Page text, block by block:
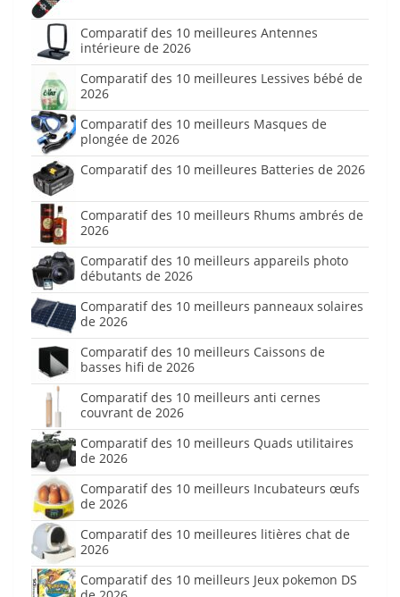
Comparatif des 10 meilleures Antennes
intérieure de 2026
Comparatif des 10 meilleures Lessives bébé de
2026
Comparatif des 10 meilleurs Masques de
plongée de 2026
Comparatif des 10 meilleures Batteries de 2026
Comparatif des 10 meilleurs Rhums ambrés de
2026
Comparatif des 10 meilleurs appareils photo
débutants de 2026
Comparatif des 10 meilleurs panneaux solaires
de 2026
Comparatif des 10 meilleurs Caissons de
basses hifi de 2026
Comparatif des 10 meilleurs anti cernes
couvrant de 2026
Comparatif des 10 meilleurs Quads utilitaires
de 2026
Comparatif des 10 meilleurs Incubateurs œufs
de 2026
Comparatif des 10 meilleures litières chat de
2026
Comparatif des 10 meilleurs Jeux pokemon DS